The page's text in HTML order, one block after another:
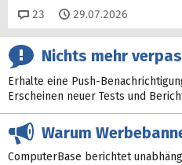
23 Kommentare
29.07.2026
Nichts mehr
Erhalte eine Push-
Erscheinen neuer Tests und
Warum
ComputerBase berichtet